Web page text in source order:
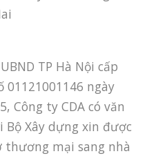
TP Hà Nội cấp
ngày
Công ty CDA có văn
Bộ Xây dựng xin được
mại sang nhà